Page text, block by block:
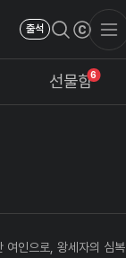
출석
6
선물함
여인으로, 왕세자의 심복